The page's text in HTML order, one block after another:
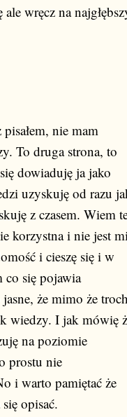
wręcz na
nie mam
To druga strona, to
dowiaduję ja jako
uzyskuję od razu
z czasem. Wiem
korzystna i nie jest
i cieszę się i w
co się pojawia
że mimo że
wiedzy. I jak mówię
na poziomie
prostu nie
i warto pamiętać że
opisać.